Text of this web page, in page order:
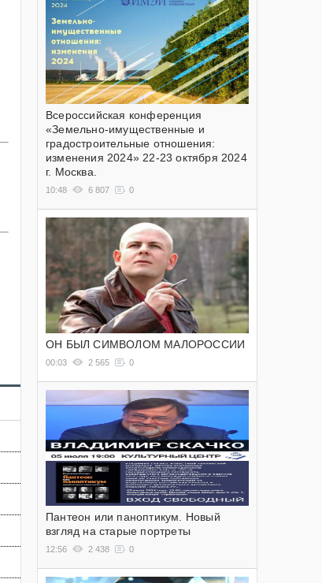
Всероссийская конференция
«Земельно-имущественные и
градостроительные отношения:
изменения 2024» 22-23 октября 2024
г. Москва.
10:48 6 807 0
ОН БЫЛ СИМВОЛОМ МАЛОРОССИИ
00:03 2 565 0
Пантеон или паноптикум. Новый
взгляд на старые портреты
12:56 2 438 0